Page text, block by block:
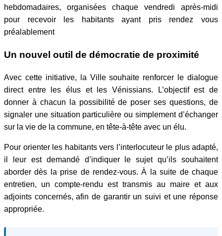
hebdomadaires, organisées chaque vendredi après-midi
pour recevoir les habitants ayant pris rendez vous
préalablement
Un nouvel outil de démocratie de proximité
Avec cette initiative, la Ville souhaite renforcer le dialogue
direct entre les élus et les Vénissians. L’objectif est de
donner à chacun la possibilité de poser ses questions, de
signaler une situation particulière ou simplement d’échanger
sur la vie de la commune, en tête-à-tête avec un élu.
Pour orienter les habitants vers l’interlocuteur le plus adapté,
il leur est demandé d’indiquer le sujet qu’ils souhaitent
aborder dès la prise de rendez-vous. À la suite de chaque
entretien, un compte-rendu est transmis au maire et aux
adjoints concernés, afin de garantir un suivi et une réponse
appropriée.